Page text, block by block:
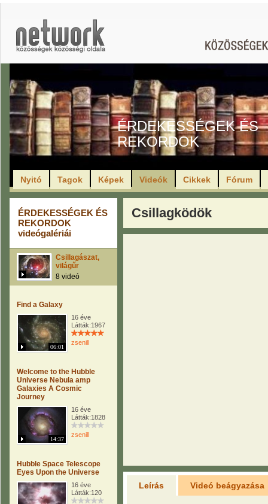
ÉRDEKESSÉGEK ÉS
REKORDOK
Nyitó Tagok Képek Videók Cikkek Fórum
ÉRDEKESSÉGEK ÉS
REKORDOK
videógalériái
Csillagászat,
világűr
8 videó
Find a Galaxy
06:01
16 éve
Látták:1967
zsenill
Welcome to the Hubble
Universe Nebula amp
Galaxies A Cosmic
Journey
14:37
16 éve
Látták:1828
zsenill
Hubble Space Telescope
Eyes Upon the Universe
16 éve
Látták:120
Csillagködök
Leírás Videó beágyazása